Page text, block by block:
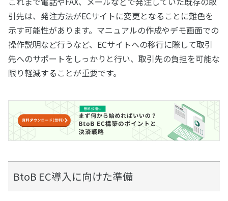
引先は、発注方法がECサイトに変更となることに難色を
示す可能性があります。マニュアルの作成やデモ画面での
操作説明など行うなど、ECサイトへの移行に際して取引
先へのサポートをしっかりと行い、取引先の負担を可能な
限り軽減することが重要です。
BtoB EC導入に向けた準備